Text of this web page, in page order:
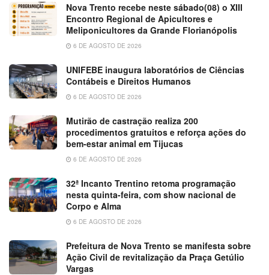
Nova Trento recebe neste sábado(08) o XIII
Encontro Regional de Apicultores e
Meliponicultores da Grande Florianópolis
6 DE AGOSTO DE 2026
UNIFEBE inaugura laboratórios de Ciências
Contábeis e Direitos Humanos
6 DE AGOSTO DE 2026
Mutirão de castração realiza 200
procedimentos gratuitos e reforça ações do
bem-estar animal em Tijucas
6 DE AGOSTO DE 2026
32ª Incanto Trentino retoma programação
nesta quinta-feira, com show nacional de
Corpo e Alma
6 DE AGOSTO DE 2026
Prefeitura de Nova Trento se manifesta sobre
Ação Civil de revitalização da Praça Getúlio
Vargas